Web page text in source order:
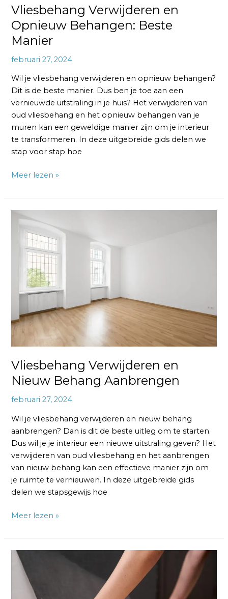
Vliesbehang Verwijderen en
Opnieuw Behangen: Beste
Manier
februari 27, 2024
Wil je vliesbehang verwijderen en opnieuw behangen?
Dit is de beste manier. Dus ben je toe aan een
vernieuwde uitstraling in je huis? Het verwijderen van
oud vliesbehang en het opnieuw behangen van je
muren kan een geweldige manier zijn om je interieur
te transformeren. In deze uitgebreide gids delen we
stap voor stap hoe
Meer lezen »
Vliesbehang Verwijderen en
Nieuw Behang Aanbrengen
februari 27, 2024
Wil je vliesbehang verwijderen en nieuw behang
aanbrengen? Dan is dit de beste uitleg om te starten.
Dus wil je je interieur een nieuwe uitstraling geven? Het
verwijderen van oud vliesbehang en het aanbrengen
van nieuw behang kan een effectieve manier zijn om
je ruimte te vernieuwen. In deze uitgebreide gids
delen we stapsgewijs hoe
Verwijderen
Nieuw
Behang
Aanbrengen
Meer lezen »
Renovliesbehang
Verwijderen:
Beste